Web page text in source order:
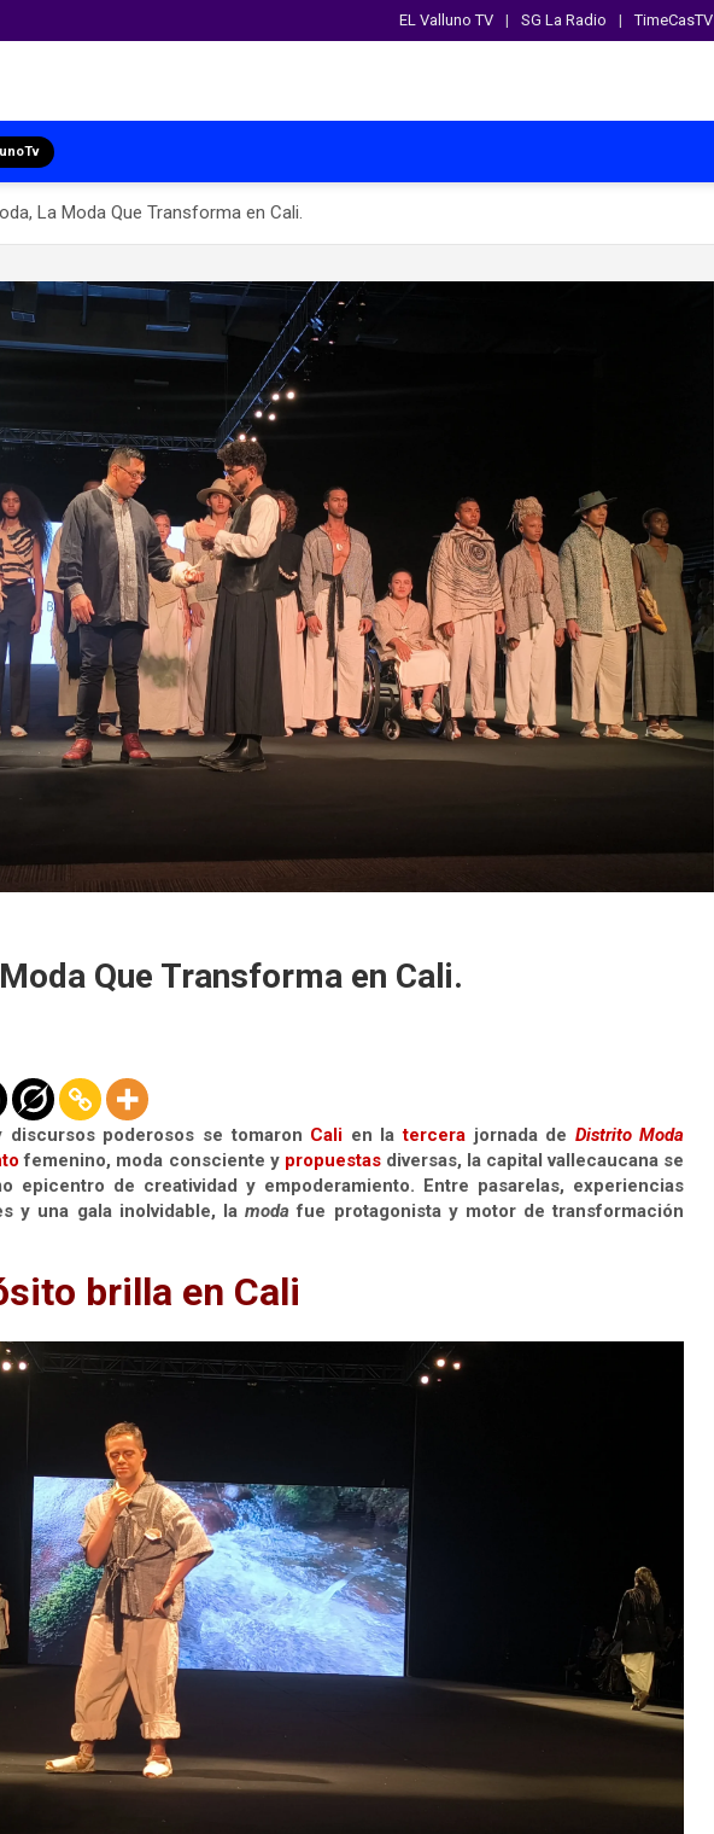
EL Valluno TV SG La Radio TimeCasTV
La Moda Que Transforma en Cali.
Que Transforma en Cali.
discursos poderosos se tomaron Cali en latercerajornada de Distrito Moda
femenino, moda consciente y propuestasdiversas, la capital vallecaucana se
epicentro de creatividad y empoderamiento. Entre pasarelas, experiencias
y una gala inolvidable, lamoda fue protagonista y motor de transformación
brilla en Cali